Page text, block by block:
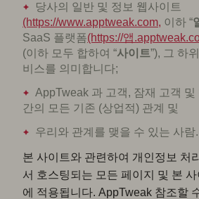
당사의 일반 및 정보 웹사이트
(https://www.apptweak.com, 이하 “
SaaS 플랫폼(https://앱
(이하 모두 합하여 “사이트”), 그 하
비스를 의미합니다;
AppTweak 과 고객, 잠재 고객 및
간의 모든 기존 (상업적) 관계 및
우리와 관계를 맺을 수 있는 사람.
본 사이트와 관련하여 개인정보 처
서 호스팅되는 모든 페이지 및 본
에 적용됩니다. AppTweak 참조할